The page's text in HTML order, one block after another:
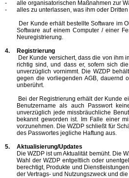
-
alle organisatorischen Maßnahmen zur
-
alles zu unterlassen, was ihm oder
Der Kunde erhält bestellte Software im
Software auf einem Computer / einer
Neuregistrierung.
4.
Registrierung
Der Kunde versichert, dass die von ihm
richtig sind, und dass er, sofern sich
unverzüglich vornimmt. Die WZDP
gegen die vorliegenden AGB, dauernd
unberührt.
Bei der Registrierung erhält der Kunde
Benutzernameals auch Passwort
unverzüglich jede missbräuchliche
bekannt geworden ist. Im Falle einer
vorzunehmen. Die WZDP schließt für
des Passwortes jegliche Haftung aus.
5.
Aktualisierung/Updates
Die WZDP ist um Aktualität bemüht. Die
Wahl der WZDP entgeltlich oder
berechtigt, Produkte und
der Vertrags- und Nutzungszweck und